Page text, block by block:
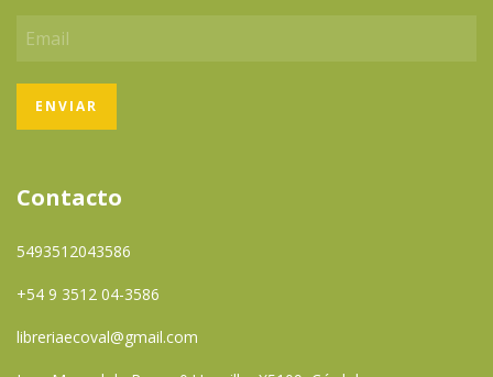
Contacto
5493512043586
+54 9 3512 04-3586
libreriaecoval@gmail.com